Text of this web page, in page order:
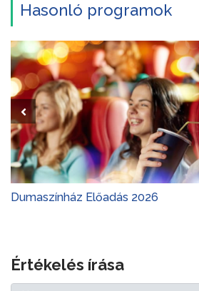
Hasonló programok
Dumaszínház Előadás 2026
Értékelés írása